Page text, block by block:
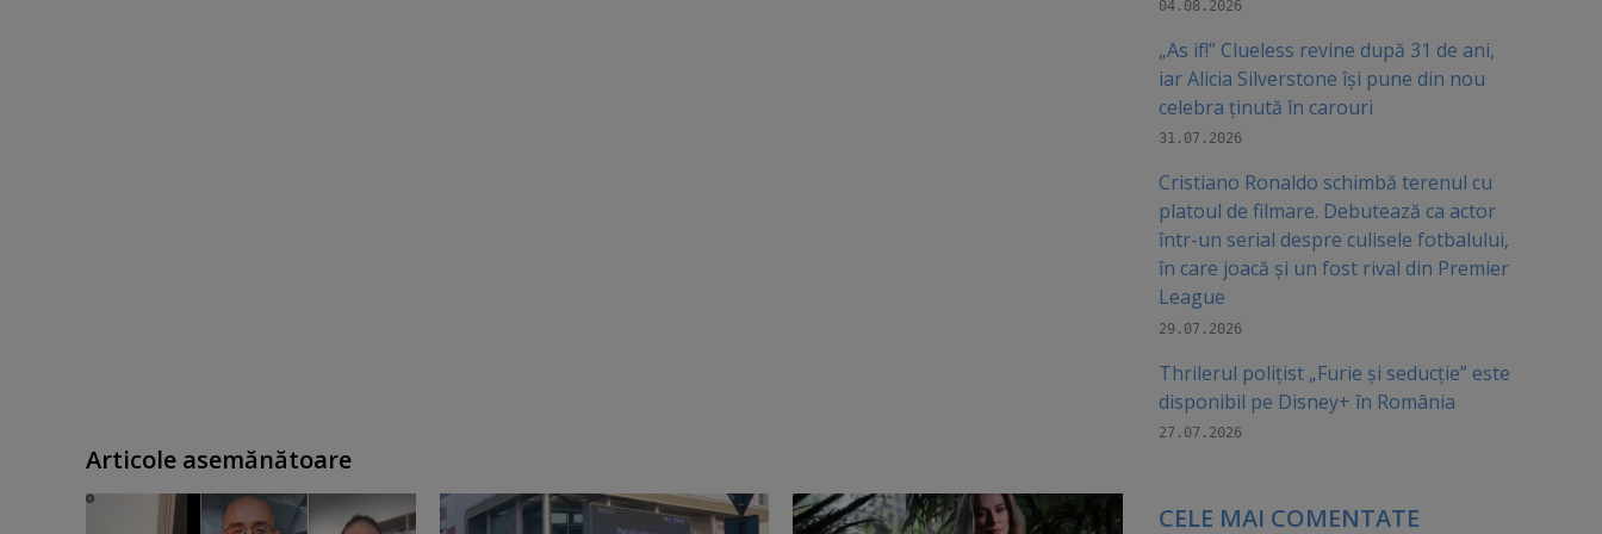
Articole asemănătoare
04.08.2026
„As if!” Clueless revine după 31 de ani,
iar Alicia Silverstone își pune din nou
celebra ținută în carouri
31.07.2026
Cristiano Ronaldo schimbă terenul cu
platoul de filmare. Debutează ca actor
într-un serial despre culisele fotbalului,
în care joacă şi un fost rival din Premier
League
29.07.2026
Thrilerul polițist „Furie și seducție” este
disponibil pe Disney+ în România
27.07.2026
CELE MAI COMENTATE